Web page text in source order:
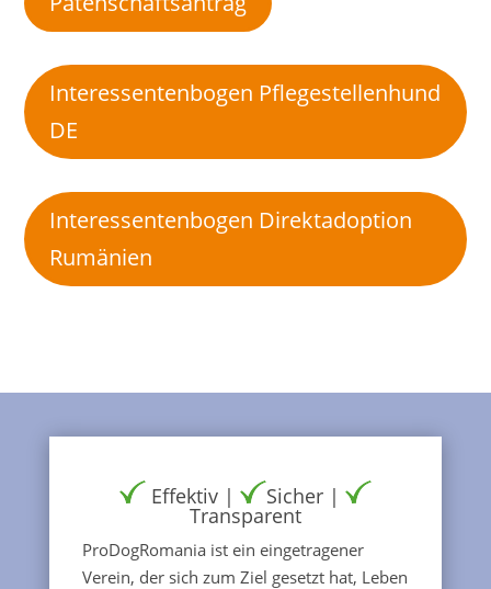
Interessentenbogen Pflegestellenhund
DE
Interessentenbogen Direktadoption
Rumänien
Effektiv | Sicher |
Transparent
ProDogRomania ist ein eingetragener
Verein, der sich zum Ziel gesetzt hat, Leben